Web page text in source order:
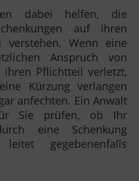
dabei helfen, die
auf Ihren
verstehen. Wenn eine
Anspruch von
Pflichtteil verletzt,
Kürzung verlangen
anfechten. Ein Anwalt
Sie prüfen, ob Ihr
eine Schenkung
gegebenenfalls